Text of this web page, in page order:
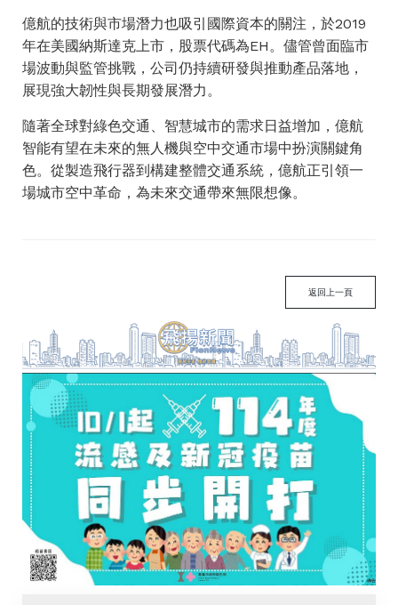
億航的技術與市場潛力也吸引國際資本的關注，於2019
年在美國納斯達克上市，股票代碼為EH。儘管曾面臨市
場波動與監管挑戰，公司仍持續研發與推動產品落地，
展現強大韌性與長期發展潛力。
隨著全球對綠色交通、智慧城市的需求日益增加，億航
智能有望在未來的無人機與空中交通市場中扮演關鍵角
色。從製造飛行器到構建整體交通系統，億航正引領一
場城市空中革命，為未來交通帶來無限想像。
返回上一頁